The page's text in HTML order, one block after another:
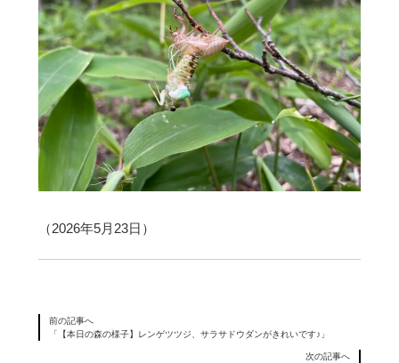
（2026年5月23日）
前の記事へ
「【本日の森の様子】レンゲツツジ、サラサドウダンがきれいです♪」
次の記事へ